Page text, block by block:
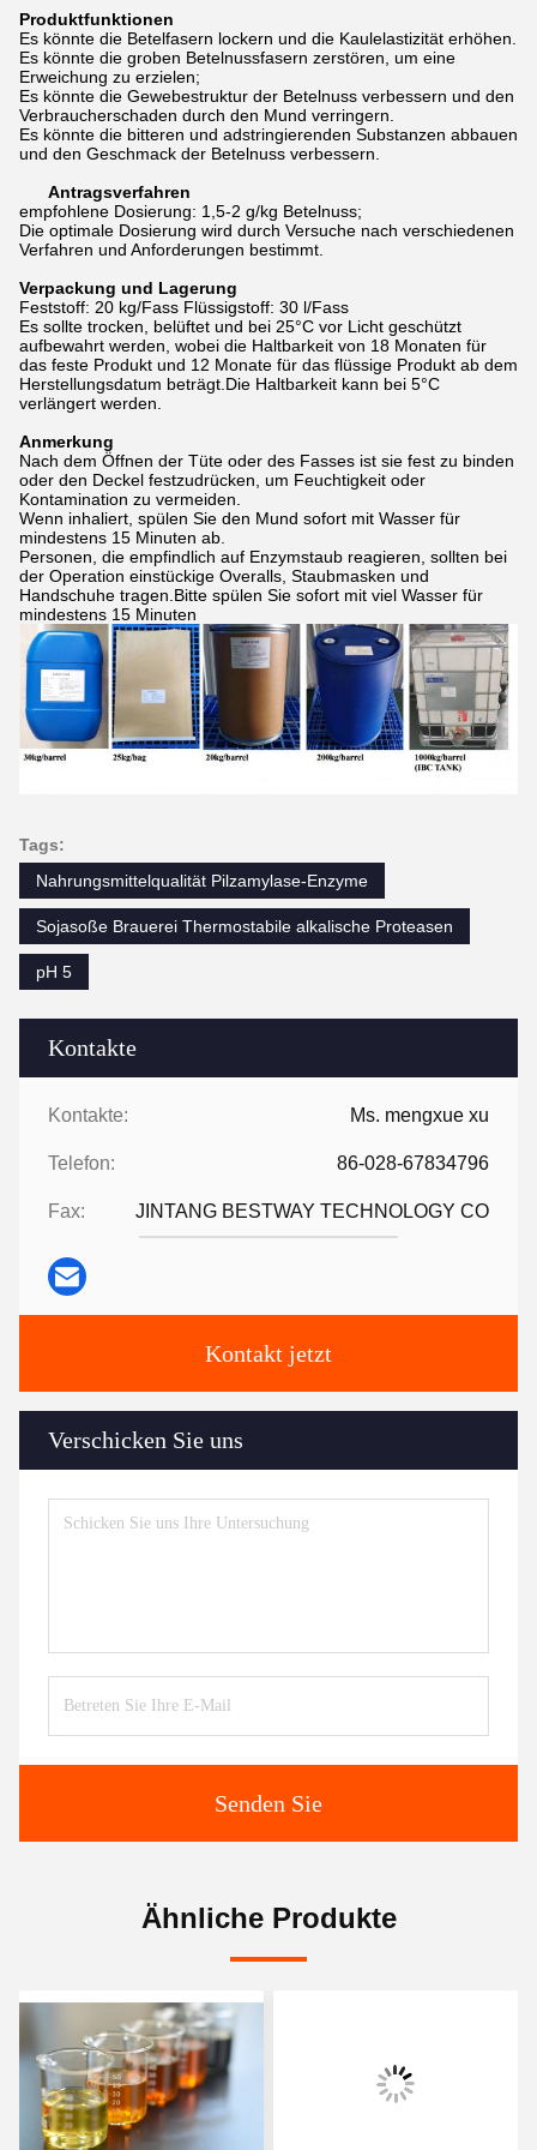
Kontakte
Kontakte: Ms. mengxue xu
Telefon: 86-028-67834796
Fax: JINTANG BESTWAY TECHNOLOGY CO
Kontakt jetzt
Verschicken Sie uns
Senden Sie
Produktfunktionen
Es könnte die Betelfasern lockern und die Kaulelastizität erhöhen.
Es könnte die groben Betelnussfasern zerstören, um eine
Erweichung zu erzielen;
Es könnte die Gewebestruktur der Betelnuss verbessern und den
Verbraucherschaden durch den Mund verringern.
Es könnte die bitteren und adstringierenden Substanzen abbauen
und den Geschmack der Betelnuss verbessern.
Antragsverfahren
empfohlene Dosierung: 1,5-2 g/kg Betelnuss;
Die optimale Dosierung wird durch Versuche nach verschiedenen
Verfahren und Anforderungen bestimmt.
Verpackung und Lagerung
Feststoff: 20 kg/Fass Flüssigstoff: 30 l/Fass
Es sollte trocken, belüftet und bei 25°C vor Licht geschützt
aufbewahrt werden, wobei die Haltbarkeit von 18 Monaten für
das feste Produkt und 12 Monate für das flüssige Produkt ab dem
Herstellungsdatum beträgt.Die Haltbarkeit kann bei 5°C
verlängert werden.
Anmerkung
Nach dem Öffnen der Tüte oder des Fasses ist sie fest zu binden
oder den Deckel festzudrücken, um Feuchtigkeit oder
Kontamination zu vermeiden.
Wenn inhaliert, spülen Sie den Mund sofort mit Wasser für
mindestens 15 Minuten ab.
Personen, die empfindlich auf Enzymstaub reagieren, sollten bei
der Operation einstückige Overalls, Staubmasken und
Handschuhe tragen.Bitte spülen Sie sofort mit viel Wasser für
mindestens 15 Minuten
Tags:
Nahrungsmittelqualität Pilzamylase-Enzyme
Sojasoße Brauerei Thermostabile alkalische Proteasen
pH 5
Ähnliche Produkte